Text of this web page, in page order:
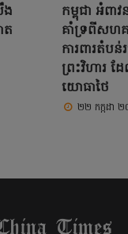
ង
ត
កម្ពុជា អំពាវ
គាំទ្រពីសហគ
ការពារតំប
ព្រះវិហារ ដ
យោធាថៃ
២២ កក្កដា